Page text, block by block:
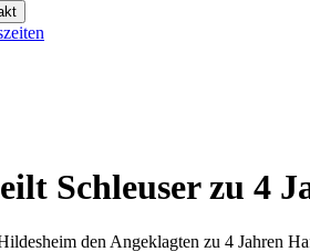
Schleuser zu 4
den Angeklagten zu 4 Jahren